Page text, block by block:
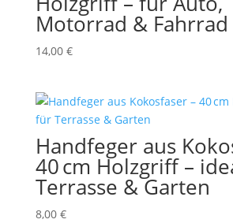
Motorrad & Fahrrad
14,00 €
Handfeger aus
40 cm Holzgriff –
Terrasse & Garten
8,00 €